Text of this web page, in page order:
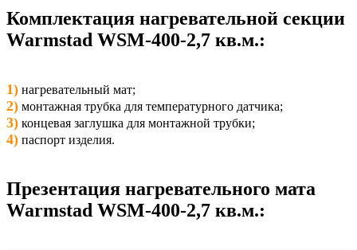
Комплектация нагревательной секции
Warmstad WSM-400-2,7 кв.м.:
1) нагревательный мат;
2) монтажная трубка для температурного датчика;
3) концевая заглушка для монтажной трубки;
4) паспорт изделия.
Презентация нагревательного мата
Warmstad WSM-400-2,7 кв.м.: